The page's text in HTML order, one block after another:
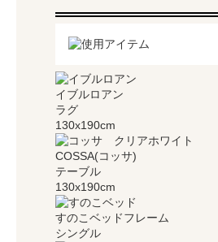
イブルロアン
ラグ
130x190cm
COSSA(コッサ)
テーブル
130x190cm
すのこベッドフレーム
シングル